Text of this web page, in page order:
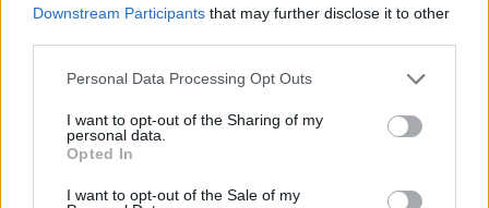
Downstream Participants that may further disclose it to other
Personal Data Processing Opt Outs
I want to opt-out of the Sharing of my
personal data.
Opted In
I want to opt-out of the Sale of my
embolizacja mięśniaków macicy